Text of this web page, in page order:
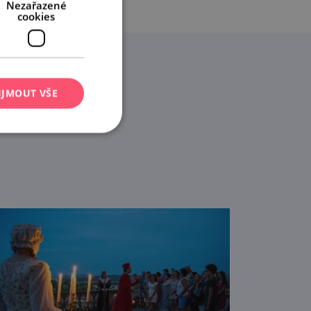
Nezařazené
cookies
VŠE